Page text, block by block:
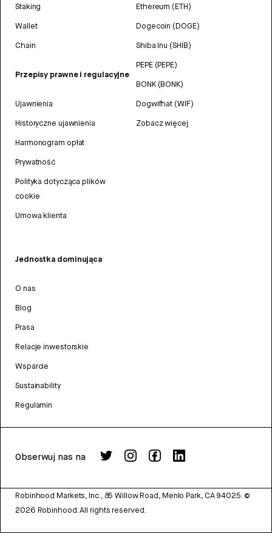
Staking
Wallet
Chain
Przepisy prawne i regulacyjne
Ujawnienia
Historyczne ujawnienia
Harmonogram opłat
Prywatność
Polityka dotycząca plików
cookie
Umowa klienta
Ethereum (ETH)
Dogecoin (DOGE)
Shiba Inu (SHIB)
PEPE (PEPE)
BONK (BONK)
Dogwifhat (WIF)
Zobacz więcej
Jednostka dominująca
O nas
Blog
Prasa
Relacje inwestorskie
Wsparcie
Sustainability
Regulamin
Obserwuj nas na
Robinhood Markets, Inc., 85 Willow Road, Menlo Park, CA 94025. ©
2026 Robinhood. All rights reserved.